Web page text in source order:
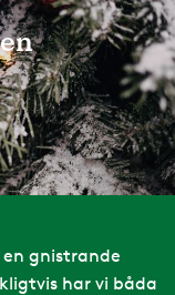
gnistrande
har vi båda